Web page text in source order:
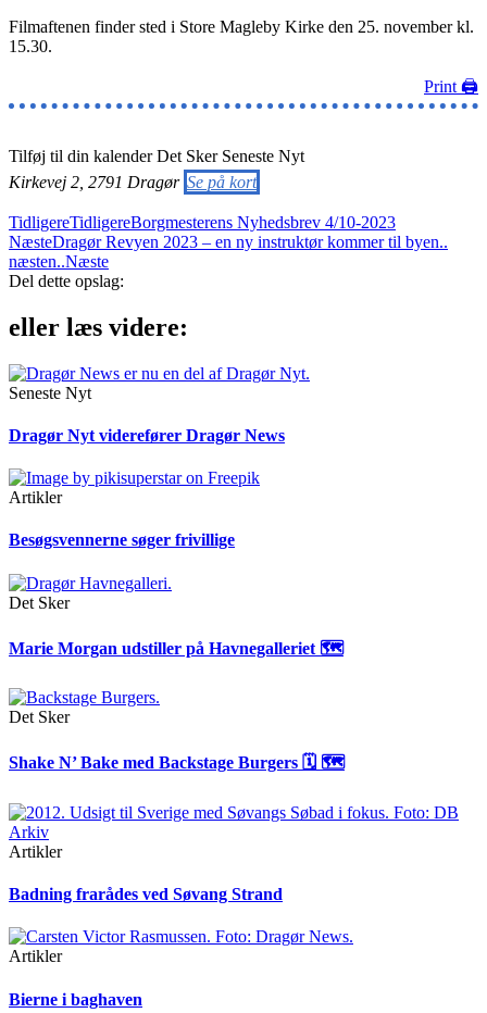
Filmaftenen finder sted i Store Magleby Kirke den 25. november kl.
15.30.
Print 🖨
Tilføj til din kalender Det Sker Seneste Nyt
Kirkevej 2, 2791 Dragør Se på kort
TidligereTidligereBorgmesterens Nyhedsbrev 4/10-2023
NæsteDragør Revyen 2023 – en ny instruktør kommer til byen..
næsten..Næste
Del dette opslag:
eller læs videre:
Seneste Nyt
Dragør Nyt viderefører Dragør News
Artikler
Besøgsvennerne søger frivillige
Det Sker
Marie Morgan udstiller på Havnegalleriet 🗺
Det Sker
Shake N’ Bake med Backstage Burgers 🗓 🗺
Artikler
Badning frarådes ved Søvang Strand
Artikler
Bierne i baghaven